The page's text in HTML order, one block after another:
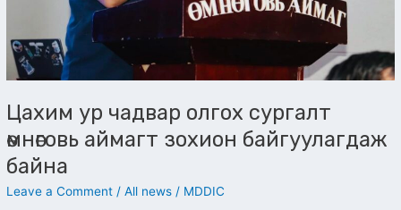
Цахим ур чадвар олгох сургалт
өмнөговь аймагт зохион байгуулагдаж
байна
Leave a Comment /All news / MDDIC